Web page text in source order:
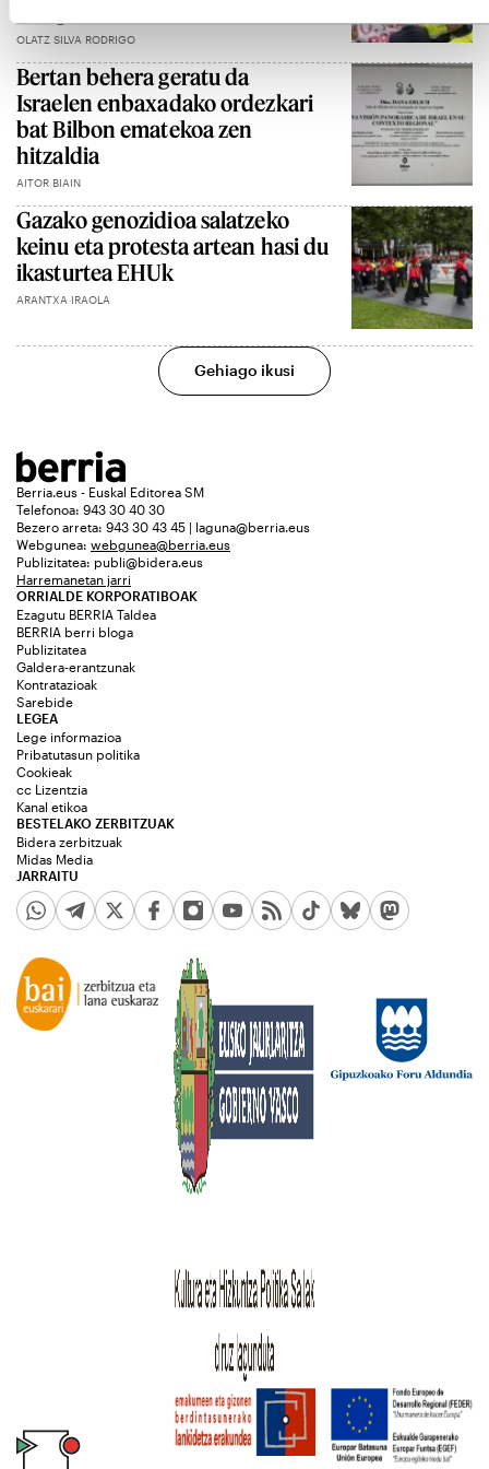
OLATZ SILVA RODRIGO
Bertan behera geratu da
Israelen enbaxadako ordezkari
bat Bilbon ematekoa zen
hitzaldia
AITOR BIAIN
Gazako genozidioa salatzeko
keinu eta protesta artean hasi du
ikasturtea EHUk
ARANTXA IRAOLA
Gehiago ikusi
Berria.eus - Euskal Editorea SM
Telefonoa: 943 30 40 30
Bezero arreta: 943 30 43 45 | laguna@berria.eus
Webgunea: webgunea@berria.eus
Publizitatea: publi@bidera.eus
Harremanetan jarri
ORRIALDE KORPORATIBOAK
Ezagutu BERRIA Taldea
BERRIA berri bloga
Publizitatea
Galdera-erantzunak
Kontratazioak
Sarebide
JARRAITU
LEGEA
Lege informazioa
Pribatutasun politika
Cookieak
cc Lizentzia
Kanal etikoa
BESTELAKO ZERBITZUAK
Bidera zerbitzuak
Midas Media